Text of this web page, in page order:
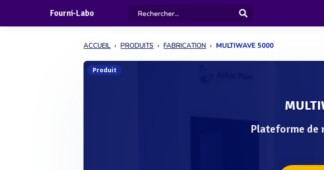
Fourni-Labo
ACCUEIL PRODUITS FABRICATION MULTIWAVE 5000
Produit
Plateforme de